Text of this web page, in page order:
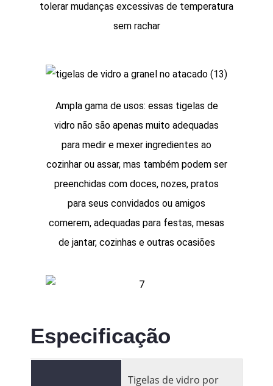
tolerar mudanças excessivas de temperatura
sem rachar
Ampla gama de usos: essas tigelas de
vidro não são apenas muito adequadas
para medir e mexer ingredientes ao
cozinhar ou assar, mas também podem ser
preenchidas com doces, nozes, pratos
para seus convidados ou amigos
comerem, adequadas para festas, mesas
de jantar, cozinhas e outras ocasiões
Especificação
Tigelas de vidro por